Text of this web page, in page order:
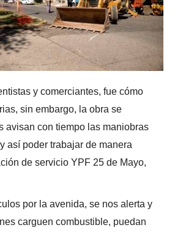
y comerciantes, fue cómo
sin embargo, la obra se
avisan con tiempo las maniobras
así poder trabajar de manera
de servicio YPF 25 de Mayo,
por la avenida, se nos alerta y
carguen combustible, puedan